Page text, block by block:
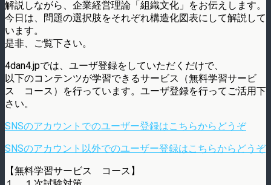
解説しながら、企業経営理論「組織文化」をお伝えします。
今日は、問題の選択肢をそれぞれ構造化図表にして解説して
います。
是非、ご覧下さい。
4dan4.jpでは、ユーザ登録をしていただくだけで、
以下のコンテンツが学習できるサービス（無料学習サービ
ス コース）を行っています。ユーザ登録を行ってご活用下
さい。
SNSのアカウントでのユーザー登録はこちらからどうぞ
SNSのアカウント以外でのユーザー登録はこちらからどうぞ
【無料学習サービス コース】